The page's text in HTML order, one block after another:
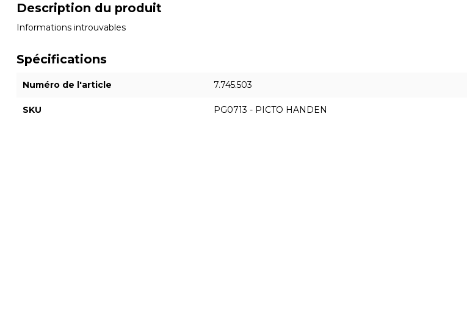
Description du produit
Informations introuvables
Spécifications
Numéro de l'article 7.745.503
SKU PG0713 - PICTO HANDEN